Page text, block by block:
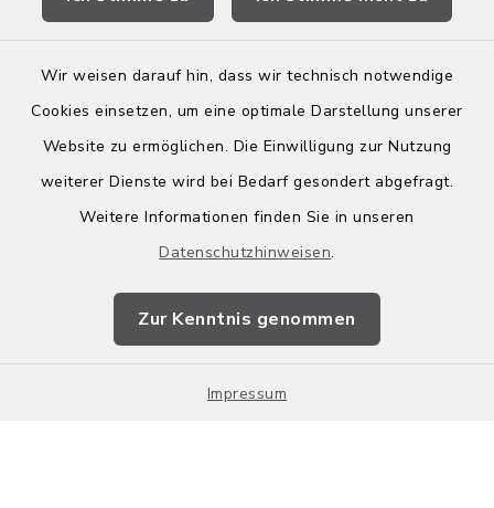
Wir weisen darauf hin, dass wir technisch notwendige
Cookies einsetzen, um eine optimale Darstellung unserer
Website zu ermöglichen. Die Einwilligung zur Nutzung
weiterer Dienste wird bei Bedarf gesondert abgefragt.
Weitere Informationen finden Sie in unseren
Datenschutzhinweisen.
Zur Kenntnis genommen
Impressum
Kontakt
Leichte Sprache
Impressum
Sitemap